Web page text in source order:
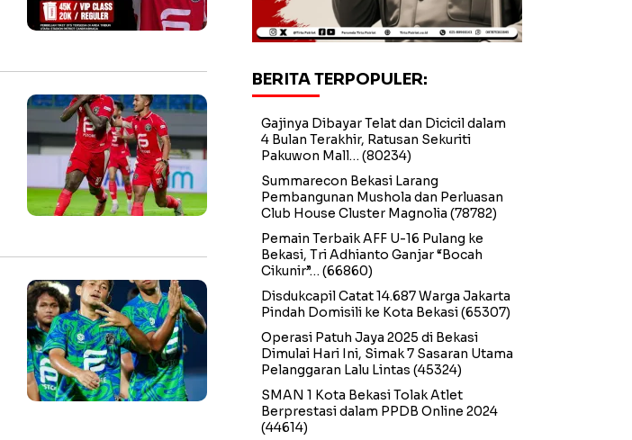
BERITA TERPOPULER:
Gajinya Dibayar Telat dan Dicicil dalam
4 Bulan Terakhir, Ratusan Sekuriti
Pakuwon Mall… (80234)
Summarecon Bekasi Larang
Pembangunan Mushola dan Perluasan
Club House Cluster Magnolia (78782)
Pemain Terbaik AFF U-16 Pulang ke
Bekasi, Tri Adhianto Ganjar “Bocah
Cikunir”… (66860)
Disdukcapil Catat 14.687 Warga Jakarta
Pindah Domisili ke Kota Bekasi(65307)
Operasi Patuh Jaya 2025 di Bekasi
Dimulai Hari Ini, Simak 7 Sasaran Utama
Pelanggaran Lalu Lintas (45324)
SMAN 1 Kota Bekasi Tolak Atlet
Berprestasi dalam PPDB Online 2024
(44614)